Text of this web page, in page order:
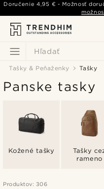
Hľadať
Doručenie4,95 € - Možnosť
Tašky & Peňaženky Tašky
Panske tasky
Kožené tašky
Tašky
rameno
Produktov: 306